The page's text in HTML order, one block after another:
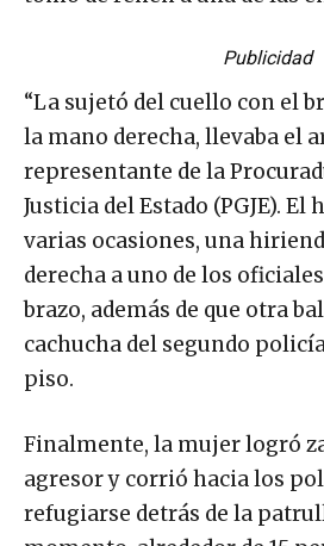
Publicidad
“La sujetó del cuello con el
la mano derecha, llevaba el
representante de la
Justicia del Estado (PGJE).
varias ocasiones, una
derecha a uno de los
brazo, además de que otra
cachucha del segundo
piso.
Finalmente, la mujer logró
agresor y corrió hacia los
refugiarse detrás de la